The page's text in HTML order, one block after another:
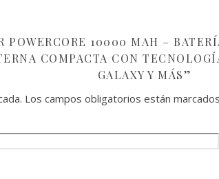
POWERCORE 10000 MAH –
COMPACTA CON
GALAXY Y MÁS”
Los campos obligatorios están